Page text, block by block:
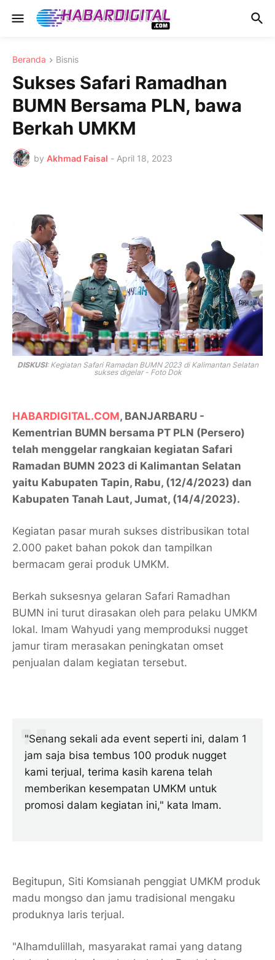
Beranda Bisnis
Sukses Safari Ramadhan
BUMN Bersama PLN, bawa
Berkah UMKM
by Akhmad Faisal - April 18, 2023
DISKUSI: Kegiatan Safari Ramadan BUMN 2023 di Kalimantan Selatan
sukses digelar - Foto Dok
HABARDIGITAL.COM, BANJARBARU -
Kementrian BUMN bersama PT PLN (Persero)
telah menggelar rangkaian kegiatan Safari
Ramadan BUMN 2023 di Kalimantan Selatan
yaitu Kabupaten Tapin, Rabu, (12/4/2023) dan
Kabupaten Tanah Laut, Jumat, (14/4/2023).
Kegiatan pasar murah sukses distribusikan total
2.000 paket bahan pokok dan tampilkan
bermacam gerai produk UMKM.
Berkah suksesnya gelaran Safari Ramadhan
BUMN ini turut dirasakan oleh para pelaku UMKM
lokal. Imam Wahyudi yang memproduksi nugget
jamur tiram merasakan peningkatan omset
penjualan dalam kegiatan tersebut.
"Senang sekali ada event seperti ini, dalam 1
jam saja bisa tembus 100 produk nugget
kami terjual, terima kasih karena telah
memberikan kesempatan UMKM untuk
promosi dalam kegiatan ini," kata Imam.
Begitupun, Siti Komsianah penggiat UMKM produk
madu mongso dan jamu tradisional mengaku
produknya laris terjual.
"Alhamdulillah, masyarakat ramai yang datang